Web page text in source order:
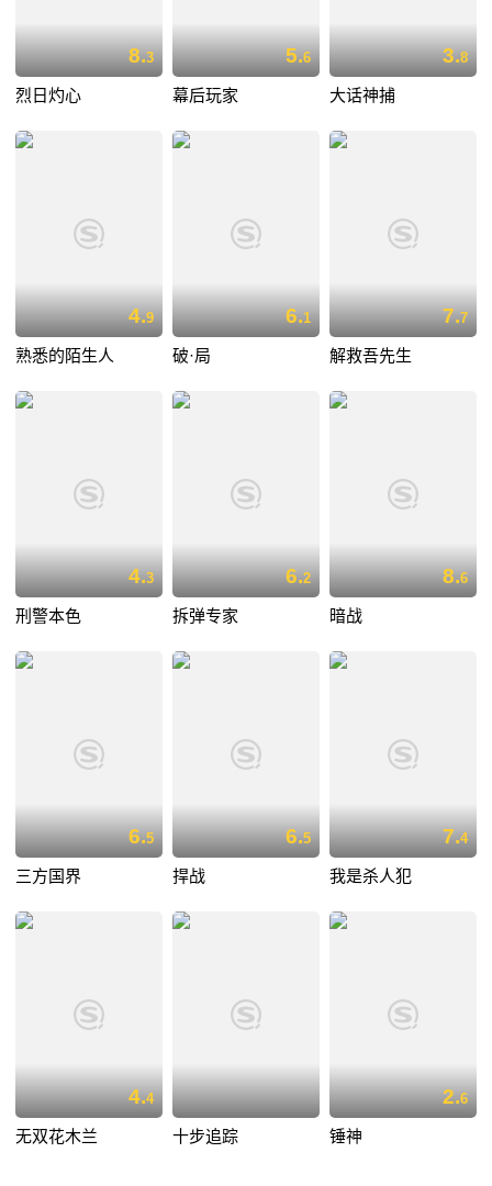
8.3
烈日灼心
5.6
幕后玩家
3.8
大话神捕
4.9
熟悉的陌生人
6.1
破·局
7.7
解救吾先生
4.3
刑警本色
6.2
拆弹专家
8.6
暗战
6.5
三方国界
6.5
捍战
7.4
我是杀人犯
4.4
无双花木兰 十步追踪
2.6
锤神